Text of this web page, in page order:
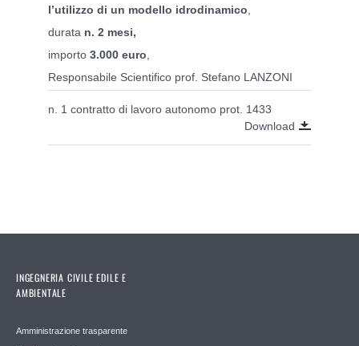
l’utilizzo di un modello idrodinamico
durata n. 2 mesi,
importo 3.000 euro
Responsabile Scientifico prof. Stefano LANZONI
n. 1 contratto di lavoro autonomo prot. 1433
Download
INGEGNERIA CIVILE EDILE E
AMBIENTALE
Amministrazione trasparente